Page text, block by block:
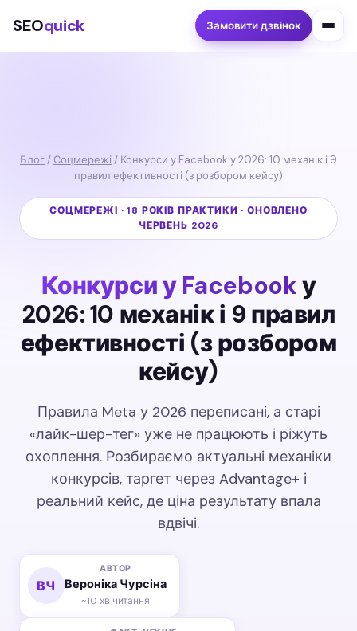
SEOquick Замовити дзвінок
Блог / Соцмережі / Конкурси у Facebook у 2026: 10 механік і 9
правил ефективності (з розбором кейсу)
СОЦМЕРЕЖІ · 18 РОКІВ ПРАКТИКИ · ОНОВЛЕНО
ЧЕРВЕНЬ 2026
Конкурси у Facebookу
2026: 10 механік і 9 правил
ефективності (з розбором
кейсу)
Правила Meta у 2026 переписані, а старі
«лайк-шер-тег» уже не працюють і ріжуть
охоплення. Розбираємо актуальні механіки
конкурсів, таргет через Advantage+ і
реальний кейс, де ціна результату впала
вдвічі.
ВЧ
АВТОР
Вероніка Чурсіна
~10 хв читання